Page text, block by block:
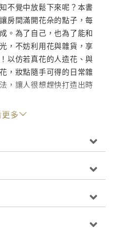
不覺中放鬆下來呢？本書
房間滿開花朵的點子，每
。為了自己，也為了能和
，不妨利用花與雜貨，享
以仿若真花的人造花、與
，妝點隨手可得的日常雜
，讓人很想趕快打造出時
多